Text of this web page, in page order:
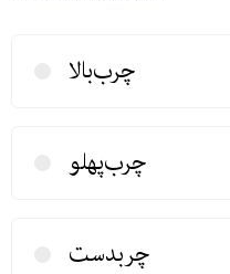
چرب‌بالا
چرب‌پهلو
چربدست